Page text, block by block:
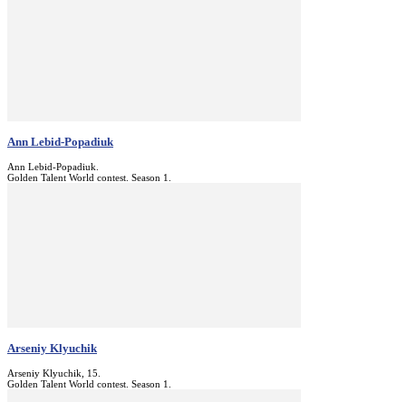
Ann Lebid-Popadiuk
Ann Lebid-Popadiuk.
Golden Talent World contest. Season 1.
Arseniy Klyuchik
Arseniy Klyuchik, 15.
Golden Talent World contest. Season 1.